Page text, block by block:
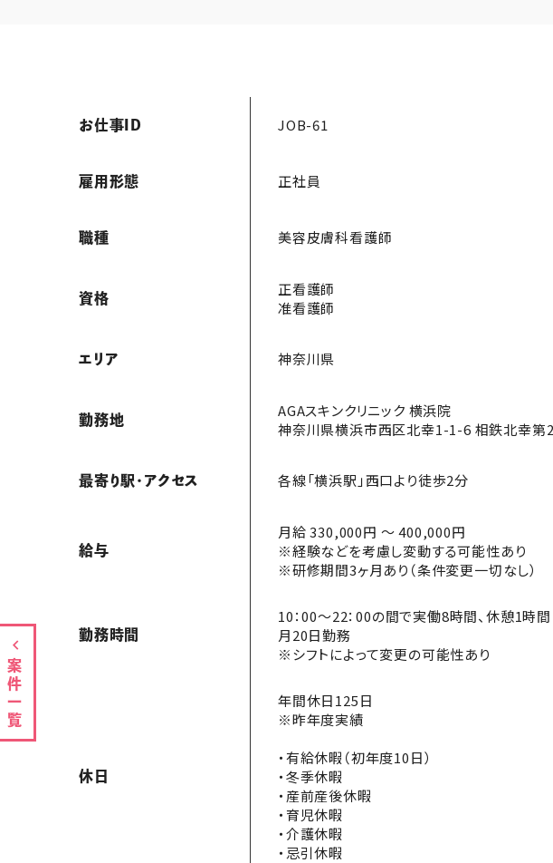
案件一覧
お仕事ID JOB-61
雇用形態 正社員
職種 美容皮膚科看護師
資格
正看護師
准看護師
エリア 神奈川県
勤務地
AGAスキンクリニック 横浜院
神奈川県横浜市西区北幸1-1-6 相鉄北幸第
最寄り駅・アクセス 各線「横浜駅」西口より徒歩2分
給与
月給 330,000円 〜 400,000円
※経験などを考慮し変動する可能性あり
※研修期間3ヶ月あり（条件変更一切なし）
勤務時間
10：00～22：00の間で実働8時間、休憩1時間
月20日勤務
※シフトによって変更の可能性あり
休日
年間休日125日
※昨年度実績
・有給休暇（初年度10日）
・冬季休暇
・産前産後休暇
・育児休暇
・介護休暇
・忌引休暇